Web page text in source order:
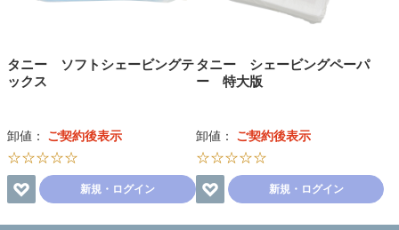
タニー ソフトシェービングテ
ックス
卸値： ご契約後表示
☆☆☆☆☆
新規・ログイン
タニー シェービングペーパ
ー 特大版
卸値： ご契約後表示
☆☆☆☆☆
新規・ログイン